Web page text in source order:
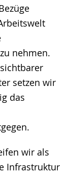
nehmen.
setzen wir
das
wir als
Infrastruktur